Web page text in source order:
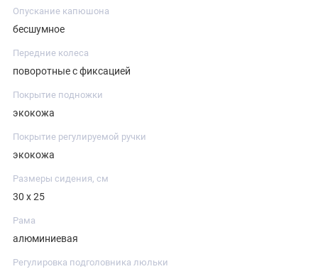
Опускание капюшона
бесшумное
Передние колеса
поворотные с фиксацией
Покрытие подножки
экокожа
Покрытие регулируемой ручки
экокожа
Размеры сидения, см
30 х 25
Рама
алюминиевая
Регулировка подголовника люльки